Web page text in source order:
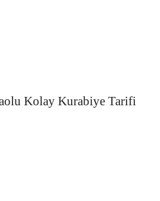
Kolay Kurabiye Tarifi